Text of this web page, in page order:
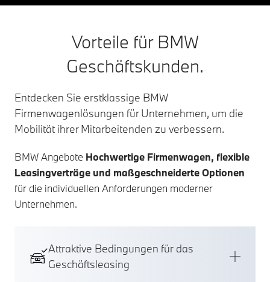
Vorteile für BMW
Geschäftskunden.
Entdecken Sie erstklassige BMW
Firmenwagenlösungen für Unternehmen, um die
Mobilität ihrer Mitarbeitenden zu verbessern.
BMW Angebote Hochwertige Firmenwagen, flexible
Leasingverträge und maßgeschneiderte Optionen
für die individuellen Anforderungen moderner
Unternehmen.
Attraktive Bedingungen für das
Geschäftsleasing